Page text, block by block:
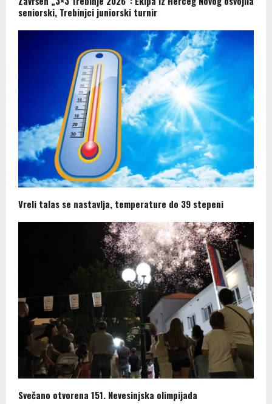
seniorski, Trebinjci juniorski turnir
Vreli talas se nastavlja, temperature do 39 stepeni
Svečano otvorena 151. Nevesinjska olimpijada